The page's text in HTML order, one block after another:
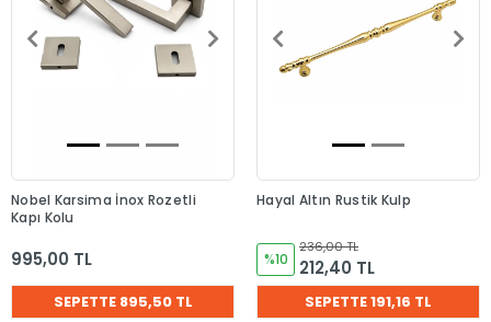
Nobel Karsima İnox Rozetli
Kapı Kolu
995,00 TL
SEPETTE 895,50 TL
Hayal Altın Rustik Kulp
%10
236,00 TL
212,40 TL
SEPETTE 191,16 TL